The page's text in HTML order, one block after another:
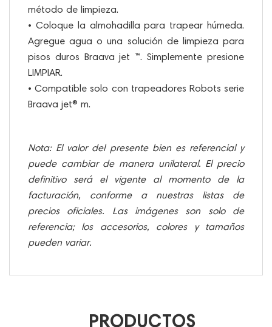
método de limpieza.
• Coloque la almohadilla para trapear húmeda.
Agregue agua o una solución de limpieza para
pisos duros Braava jet ™. Simplemente presione
LIMPIAR.
• Compatible solo con trapeadores Robots serie
Braava jet® m.
Nota: El valor del presente bien es referencial y
puede cambiar de manera unilateral. El precio
definitivo será el vigente al momento de la
facturación, conforme a nuestras listas de
precios oficiales. Las imágenes son solo de
referencia; los accesorios, colores y tamaños
pueden variar.
PRODUCTOS